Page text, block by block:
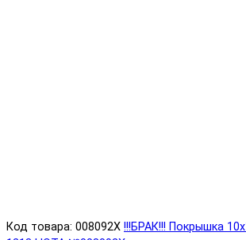
Код товара: 008092X !!!БРАК!!! Покрышка